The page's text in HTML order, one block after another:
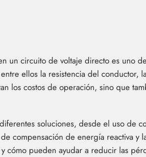
un circuito de voltaje directo es uno
ellos la resistencia del conductor,
los costos de operación, sino que
soluciones, desde el uso de
compensación de energía reactiva
cómo pueden ayudar a reducir las